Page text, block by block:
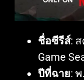
ชื่อซีรีส์:
Game
ปีที่ฉาย: